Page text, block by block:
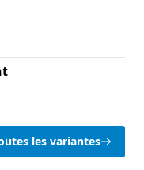
les variantes